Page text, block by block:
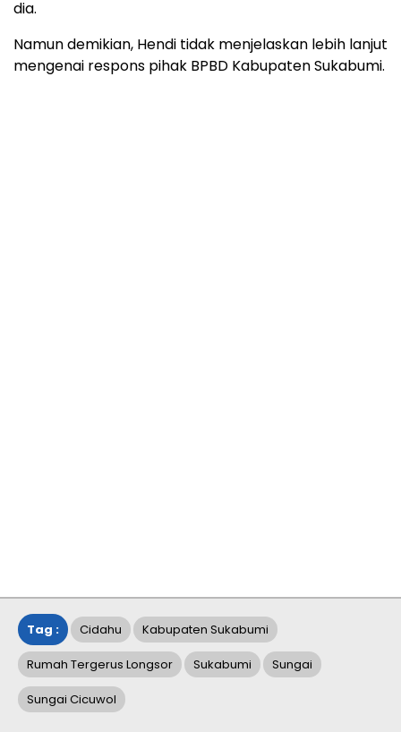
dia.
Namun demikian, Hendi tidak menjelaskan lebih lanjut
mengenai respons pihak BPBD Kabupaten Sukabumi.
Tag : Cidahu Kabupaten Sukabumi
Rumah Tergerus Longsor Sukabumi Sungai
Sungai Cicuwol